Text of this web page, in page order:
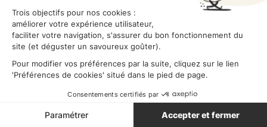
Pesez le plat fini pour calculer les portions
exactes
Photographiez chaque étape importante
Préparez plusieurs portions (4 à 6)
pour obtenir des moyennes fiables et lisser les